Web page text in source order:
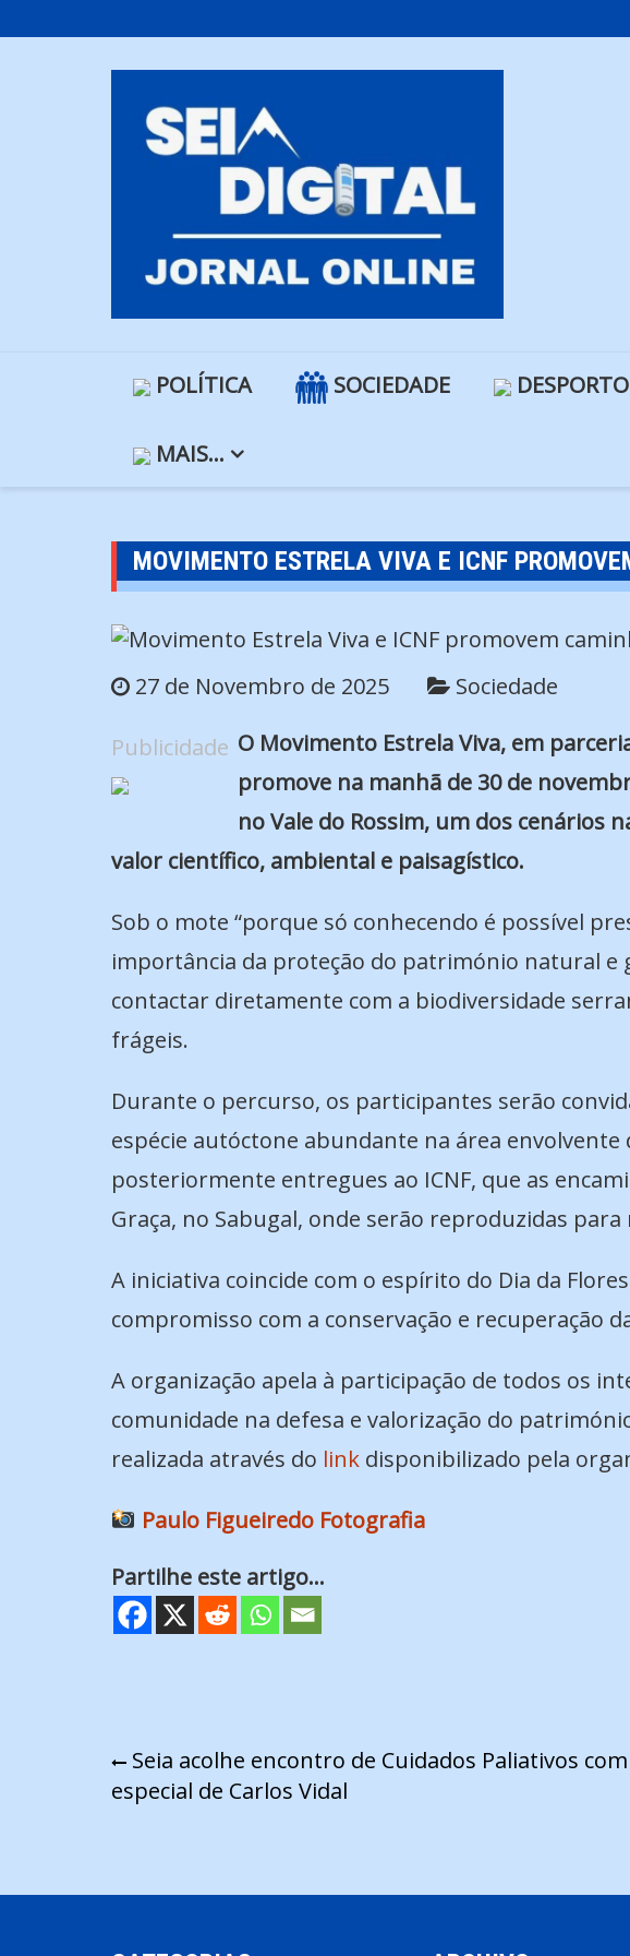
to
POLÍTICA SOCIEDADE DESPORTO
MAIS…
MOVIMENTO ESTRELA VIVA E ICNF
27 de Novembro de 2025 Sociedade
Publicidade O Movimento Estrela Viva, em
promove na manhã de 30 de
no Vale do Rossim, um dos cenários
valor científico, ambiental e paisagístico.
Sob o mote “porque só conhecendo é possível
importância da proteção do património natural e
contactar diretamente com a biodiversidade
frágeis.
Durante o percurso, os participantes serão
espécie autóctone abundante na área
posteriormente entregues ao ICNF, que as
Graça, no Sabugal, onde serão reproduzidas
A iniciativa coincide com o espírito do Dia da
compromisso com a conservação e recuperação
A organização apela à participação de todos os
comunidade na defesa e valorização do
realizada através do link disponibilizado pela
Paulo Figueiredo Fotografia
Partilhe este artigo...
Navegação
de
Seia acolhe encontro de Cuidados Paliativos
especial de Carlos Vidal